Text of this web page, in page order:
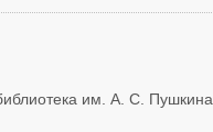
им. А. С. Пушкина